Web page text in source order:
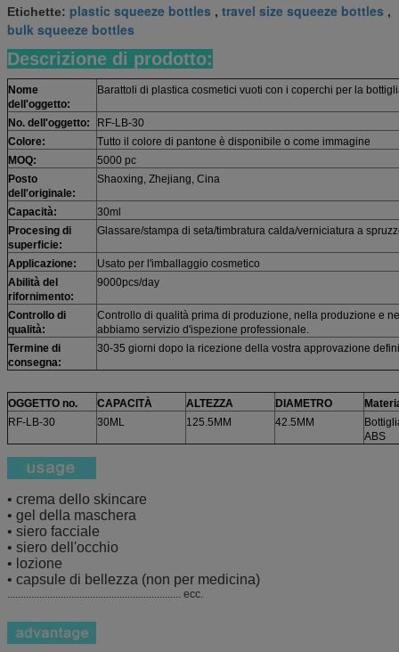
Etichette: plastic squeeze bottles , travel size squeeze bottles ,
bulk squeeze bottles
Descrizione di prodotto:
Nome
dell'oggetto:
Barattoli di plastica cosmetici vuoti con i coperchi per la
No. dell'oggetto:
RF-LB-30
Colore:
Tutto il colore di pantone è disponibile o come immagine
MOQ:
5000 pc
Posto
dell'originale:
Shaoxing, Zhejiang, Cina
Capacità:
30ml
Procesing di
superficie:
Glassare/stampa di seta/timbratura calda/verniciatura a
Applicazione:
Usato per l'imballaggio cosmetico
Abilità del
rifornimento:
9000pcs/day
Controllo di
qualità:
Controllo di qualità prima di produzione, nella produzione e
abbiamo servizio d'ispezione professionale.
Termine di
consegna:
30-35 giorni dopo la ricezione della vostra approvazione
OGGETTO no. CAPACITÀ ALTEZZA DIAMETRO
RF-LB-30
30ML 125.5MM 42.5MM
ABS
• crema dello skincare
• gel della maschera
• siero facciale
• siero dell'occhio
• lozione
• capsule di bellezza (non per medicina)
................................................................. ecc.